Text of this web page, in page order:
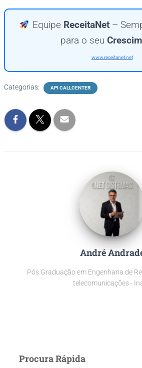
Equipe ReceitaNet–
para o seu
www.receitanet.net
Categorias: API CALLCENTER
André
Pós Graduação em Engenharia de
telecomunicações -
Procura Rápida